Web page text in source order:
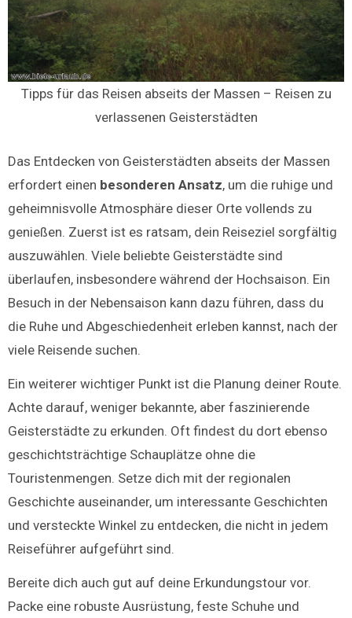
Tipps für das Reisen abseits der Massen – Reisen zu
verlassenen Geisterstädten
Das Entdecken von Geisterstädten abseits der Massen
erfordert einen besonderen Ansatz, um die ruhige und
geheimnisvolle Atmosphäre dieser Orte vollends zu
genießen. Zuerst ist es ratsam, dein Reiseziel sorgfältig
auszuwählen. Viele beliebte Geisterstädte sind
überlaufen, insbesondere während der Hochsaison. Ein
Besuch in der Nebensaison kann dazu führen, dass du
die Ruhe und Abgeschiedenheit erleben kannst, nach der
viele Reisende suchen.
Ein weiterer wichtiger Punkt ist die Planung deiner Route.
Achte darauf, weniger bekannte, aber faszinierende
Geisterstädte zu erkunden. Oft findest du dort ebenso
geschichtsträchtige Schauplätze ohne die
Touristenmengen. Setze dich mit der regionalen
Geschichte auseinander, um interessante Geschichten
und versteckte Winkel zu entdecken, die nicht in jedem
Reiseführer aufgeführt sind.
Bereite dich auch gut auf deine Erkundungstour vor.
Packe eine robuste Ausrüstung, feste Schuhe und